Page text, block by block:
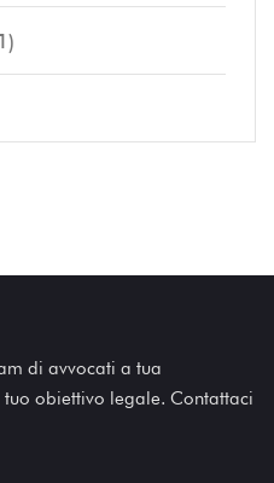
di avvocati a tua
obiettivo legale. Contattaci